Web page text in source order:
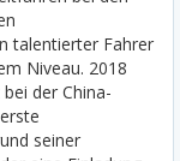
talentierter Fahrer
Niveau. 2018
der China-
seiner